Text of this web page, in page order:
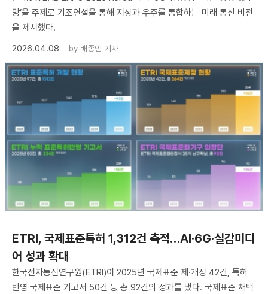
망’을 주제로 기조연설을 통해 지상과 우주를 통합하는 미래 통신 비전
을 제시했다.
2026.04.08
by 배종인 기자
ETRI, 국제표준특허 1,312건 축적…AI·6G·실감미디
어 성과 확대
한국전자통신연구원(ETRI)이 2025년 국제표준 제·개정 42건, 특허
반영 국제표준 기고서 50건 등 총 92건의 성과를 냈다. 국제표준 채택